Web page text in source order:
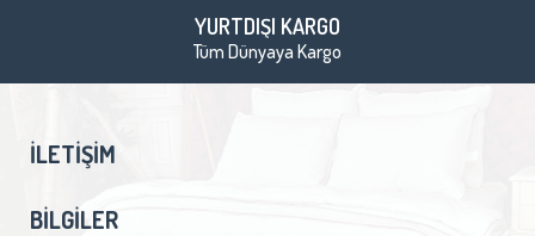
YURTDIŞI KARGO
Tüm Dünyaya Kargo
İLETIŞIM
BILGILER